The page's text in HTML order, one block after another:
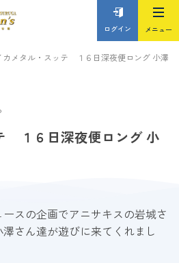
ログイン
カメタル・スッテ １６日深夜便ロング 小澤
１６日深夜便ロング 小
スの企画でアニサキスの岩城さ
さん達が遊びに来てくれまし